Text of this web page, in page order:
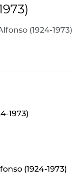
(1924-1973)
1973)
(1924-1973)